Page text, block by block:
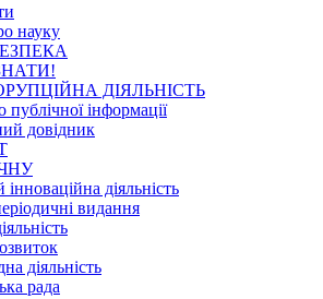
науку
ДІЯЛЬНІСТЬ
публічної інформації
довідник
ЧНУ
діяльність
видання
діяльність
рада